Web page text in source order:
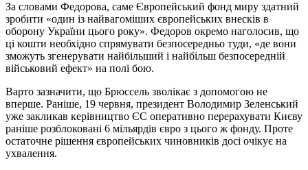
За словами Федорова, саме Європейський фонд миру здатний
зробити «один із найвагоміших європейських внесків в
оборону України цього року». Федоров окремо наголосив, що
ці кошти необхідно спрямувати безпосередньо туди, «де вони
зможуть згенерувати найбільший і найбільш безпосередній
військовий ефект» на полі бою.
Варто зазначити, що Брюссель зволікає з допомогою не
вперше. Раніше, 19 червня, президент Володимир Зеленський
уже закликав керівництво ЄС оперативно перерахувати Києву
раніше розблоковані 6 мільярдів євро з цього ж фонду. Проте
остаточне рішення європейських чиновників досі очікує на
ухвалення.